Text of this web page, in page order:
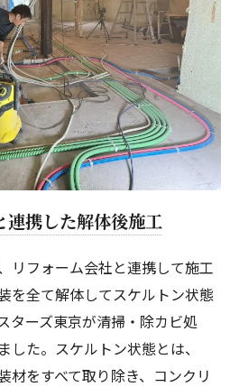
連携した解体後施工
リフォーム会社と連携して施工
を全て解体してスケルトン状態
ターズ東京が清掃・除カビ処
た。スケルトン状態とは、
材をすべて取り除き、コンクリ